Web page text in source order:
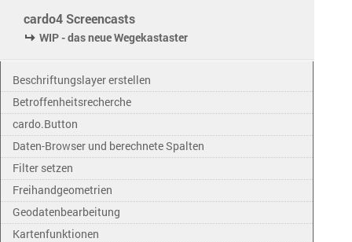
cardo4 Screencasts
WIP - das neue Wegekastaster
Beschriftungslayer erstellen
Betroffenheitsrecherche
cardo.Button
Daten-Browser und berechnete Spalten
Filter setzen
Freihandgeometrien
Geodatenbearbeitung
Kartenfunktionen